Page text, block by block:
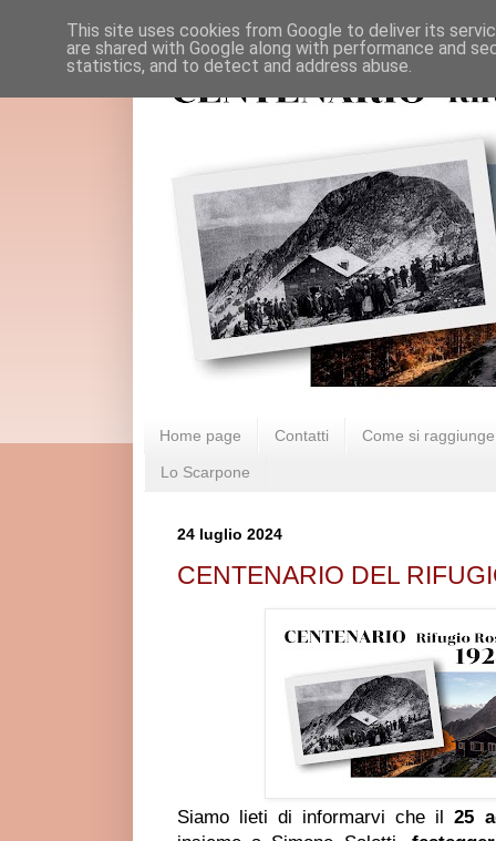
Home page Contatti Come si raggiunge
Lo Scarpone
24 luglio 2024
CENTENARIO DEL
Siamo lieti di informarvi che il25
This site uses cookies from Google to deliver its
are shared with Google along with performance and
statistics, and to detect and address abuse.